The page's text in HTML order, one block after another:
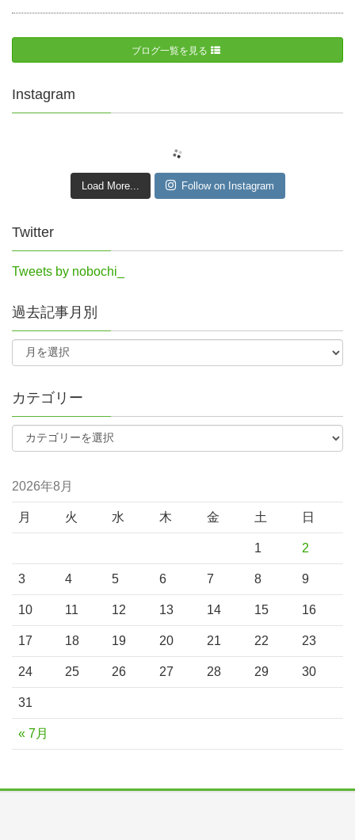
ブログ一覧を見る
Instagram
Load More... Follow on Instagram
Twitter
Tweets by nobochi_
過去記事月別
カテゴリー
2026年8月
月 火 水 木 金 土 日
« 7月
1 2
3 4 5 6 7 8 9
10 11 12 13 14 15 16
17 18 19 20 21 22 23
24 25 26 27 28 29 30
31